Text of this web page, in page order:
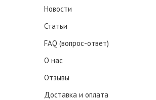
Новости
Статьи
FAQ (вопрос-ответ)
О нас
Отзывы
Доставка и оплата